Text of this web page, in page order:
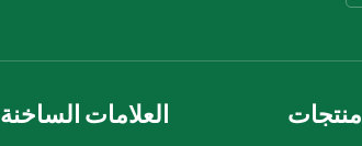
العلامات الساخنة منتجات